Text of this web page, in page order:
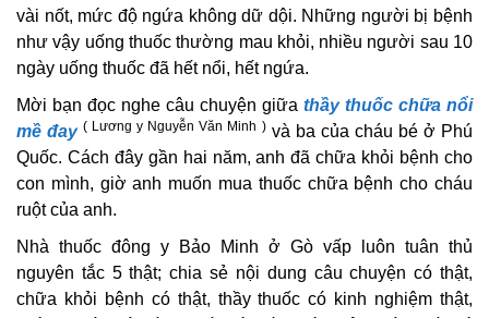
vài nốt, mức độ ngứa không dữ dội. Những người bị bệnh
như vậy uống thuốc thường mau khỏi, nhiều người sau 10
ngày uống thuốc đã hết nổi, hết ngứa.
Mời bạn đọc nghe câu chuyện giữa thầy thuốc chữa nổi
mề đay ( Lương y Nguyễn Văn Minh )và ba của cháu bé ở Phú
Quốc. Cách đây gần hai năm, anh đã chữa khỏi bệnh cho
con mình, giờ anh muốn mua thuốc chữa bệnh cho cháu
ruột của anh.
Nhà thuốc đông y Bảo Minh ở Gò vấp luôn tuân thủ
nguyên tắc 5 thật; chia sẻ nội dung câu chuyện có thật,
chữa khỏi bệnh có thật, thầy thuốc có kinh nghiệm thật,